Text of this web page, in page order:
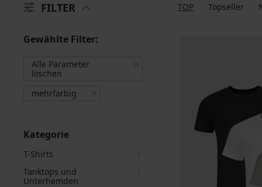
FILTER TOP Topseller
Gewählte Filter:
Alle Parameter
löschen
mehrfarbig
Kategorie
T-Shirts
Tanktops und
Unterhemden